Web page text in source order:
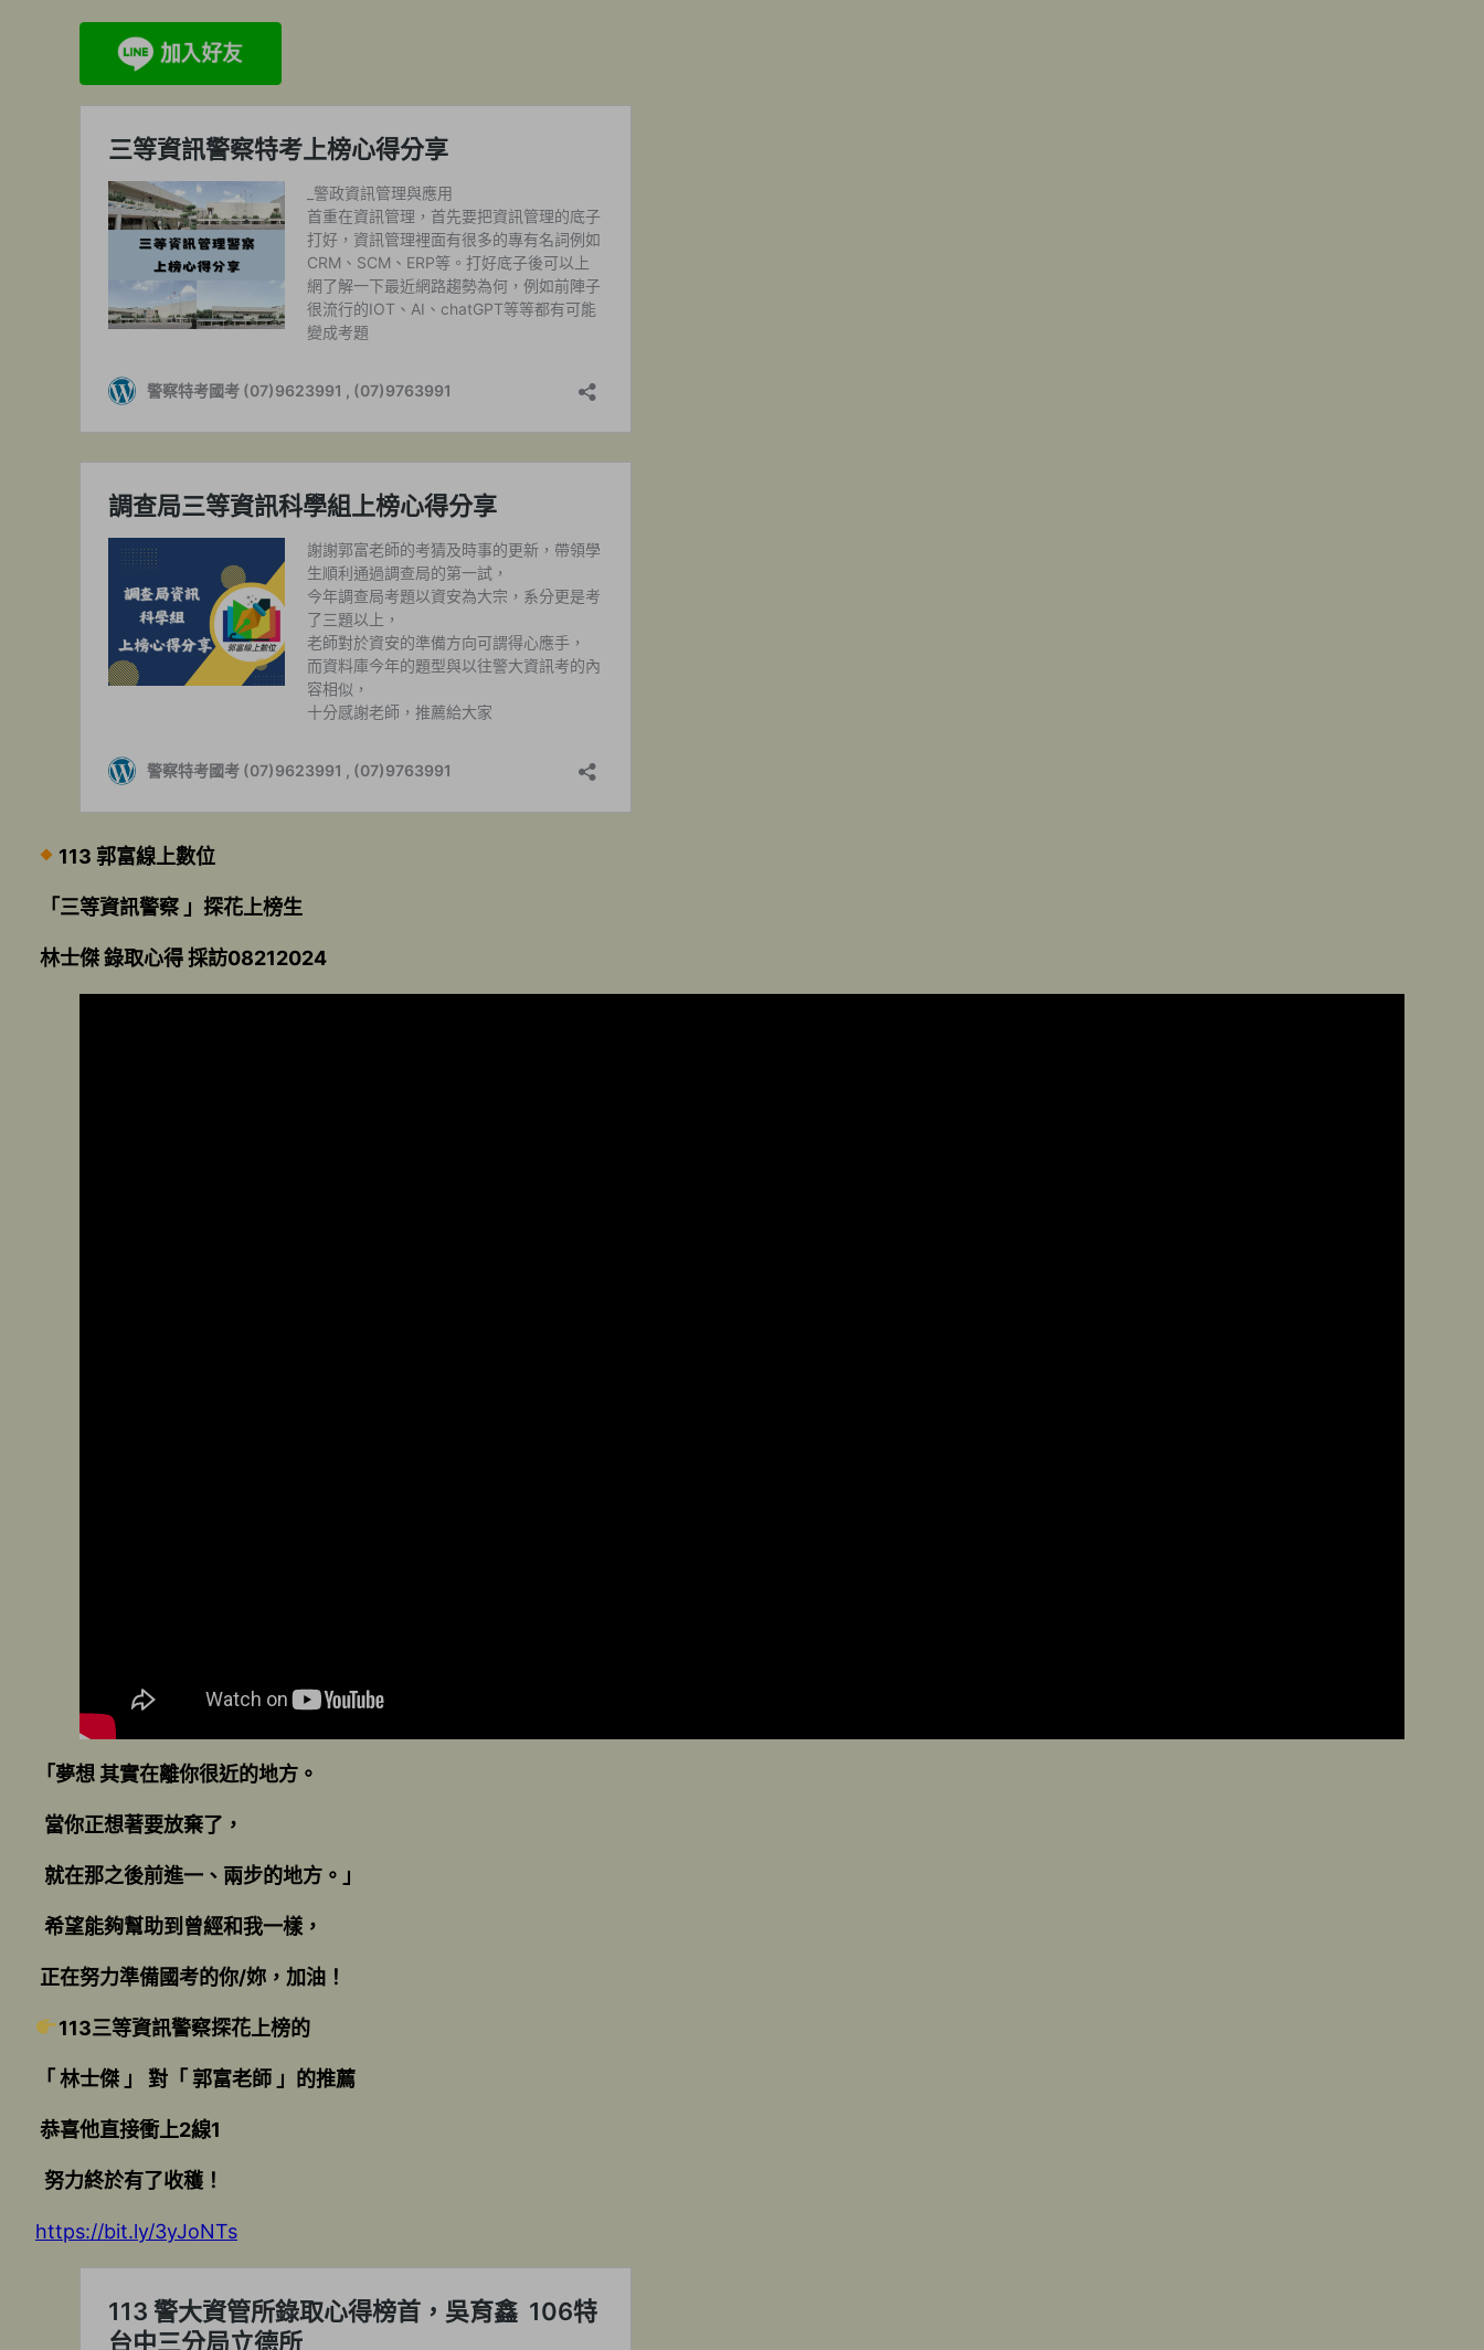
113 郭富線上數位
「三等資訊警察 」探花上榜生
林士傑 錄取心得 採訪08212024
「夢想 其實在離你很近的地方。
當你正想著要放棄了，
就在那之後前進一、兩步的地方。」
希望能夠幫助到曾經和我一樣，
正在努力準備國考的你/妳，加油！
113三等資訊警察探花上榜的
「 林士傑 」 對「 郭富老師 」的推薦
恭喜他直接衝上2線1
努力終於有了收穫！
https://bit.ly/3yJoNTs